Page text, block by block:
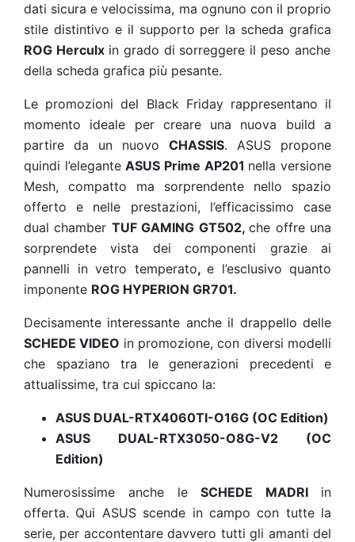
dati sicura e velocissima, ma ognuno con il proprio
stile distintivo e il supporto per la scheda grafica
ROG Herculx in grado di sorreggere il peso anche
della scheda grafica più pesante.
Le promozioni del Black Friday rappresentano il
momento ideale per creare una nuova build a
partire da un nuovo
CHASSIS. ASUS propone
quindi l’elegante ASUS Prime AP201 nella versione
Mesh, compatto ma sorprendente nello spazio
offerto e nelle prestazioni, l’efficacissimo case
dual chamber TUF GAMING GT502, che offre una
sorprendete vista dei componenti grazie ai
pannelli in vetro temperato, e l’esclusivo quanto
imponente ROG HYPERION GR701.
Decisamente interessante anche il drappello delle
SCHEDE VIDEO in promozione, con diversi modelli
che spaziano tra le generazioni precedenti e
attualissime, tra cui spiccano la:
ASUS DUAL-RTX4060TI-O16G (OC Edition)
ASUS DUAL-RTX3050-O8G-V2 (OC
Edition)
Numerosissime anche le SCHEDE MADRI
in
offerta. Qui ASUS scende in campo con tutte la
serie, per accontentare davvero tutti gli amanti del